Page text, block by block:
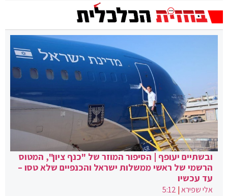
ובשתיים יעופף | הסיפור המוזר של "כנף ציון", המטוס
הרשמי של ראשי ממשלות ישראל והכנפיים שלא טסו –
עד עכשיו
אלי שפירא|
5:12